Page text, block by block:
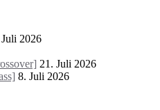
2026
21. Juli 2026
8. Juli 2026